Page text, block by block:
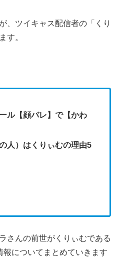
、ツイキャス配信者の「くり
す。
ル【顔バレ】で【かわ
人）はくりぃむの理由5
さんの前世がくりぃむである
についてまとめていきます